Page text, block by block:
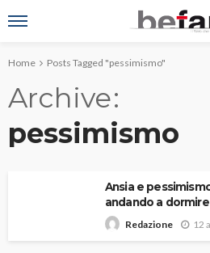
Home Posts Tagged "pessimismo"
Archive
pessimismo
Ansia e
andando a
Redazione 12